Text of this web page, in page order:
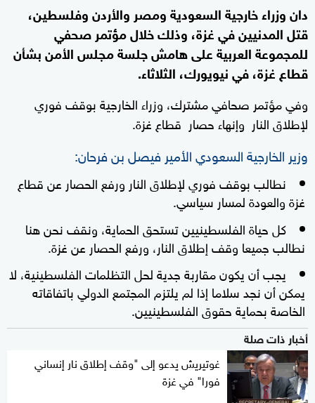
دان وزراء خارجية السعودية ومصر والأردن وفلسطين،
قتل المدنيين في غزة، وذلك خلال مؤتمر صحفي
للمجموعة العربية على هامش جلسة مجلس الأمن بشأن
قطاع غزة، في نيويورك، الثلاثاء.
وفي مؤتمر صحافي مشترك، وزراء الخارجية بوقف فوري
لإطلاق النار وإنهاء حصار قطاع غزة.
وزير الخارجية السعودي الأمير فيصل بن فرحان:
نطالب بوقف فوري لإطلاق النار ورفع الحصار عن قطاع
غزة والعودة لمسار سياسي.
كل حياة الفلسطينيين تستحق الحماية، ونقف نحن هنا
نطالب جميعا وقف إطلاق النار، ورفع الحصار عن غزة.
يجب أن يكون مقاربة جدية لحل التظلمات الفلسطينية، لا
يمكن أن نجد سلاما إذا لم يلتزم المجتمع الدولي باتفاقاته
الخاصة بحماية حقوق الفلسطينيين.
أخبار ذات صلة
غوتيريش يدعو إلى "وقف إطلاق نار إنساني
فورا" في غزة